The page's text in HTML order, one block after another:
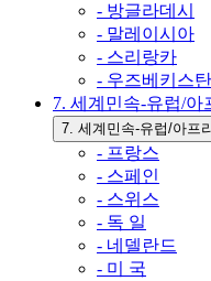
- 방글라데시
- 말레이시아
- 스리랑카
- 우즈베키스탄
7. 세계민속-유럽/아
7. 세계민속-유럽/아프
- 프랑스
- 스페인
- 스위스
- 독 일
- 네델란드
- 미 국